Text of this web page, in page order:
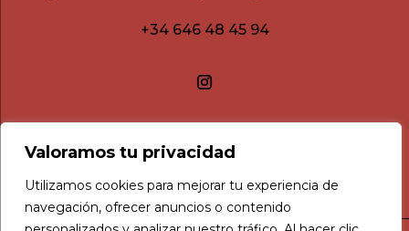
Valoramos tu privacidad
Utilizamos cookies para mejorar tu experiencia de
navegación, ofrecer anuncios o contenido
+34 646 48 45 94